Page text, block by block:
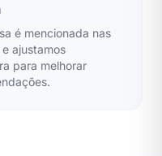
é mencionada nas
ajustamos
para melhorar